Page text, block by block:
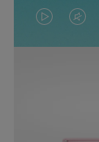
LA LE